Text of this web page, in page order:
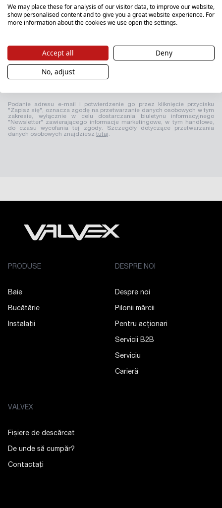
mai interesante promoții, înscrieți-vă la newsletter-ul
nostru.
Podanie adresu e-mail i potwierdzenie go przez kliknięcie przycisku
"Zapisz się", oznacza zgodę na przetwarzanie danych osobowych w tym
zakresie, wyłącznie w celu dostarczania biuletynu informacyjnego
"Newsletter" zawierającego informacje marketingowe, w tym handlowe,
do czasu wycofania tej zgody. Szczegóły dotyczące przetwarzania
danych osobowych znajdziesz tutaj.
PRODUSE
Baie
Bucătărie
Instalații
DESPRE NOI
Despre noi
Pilonii mărcii
Pentru acționari
Servicii B2B
Serviciu
Carieră
VALVEX
Fișiere de descărcat
De unde să cumpăr?
Contactaţi
We may place these for analysis of our visitor data, to improve our website,
show personalised content and to give you a great website experience. For
more information about the cookies we use open the settings.
Accept all
Deny
No, adjust